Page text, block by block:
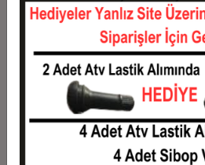
9
925,56 TL
847,00 TL
11
776,36 TL
723,33 TL